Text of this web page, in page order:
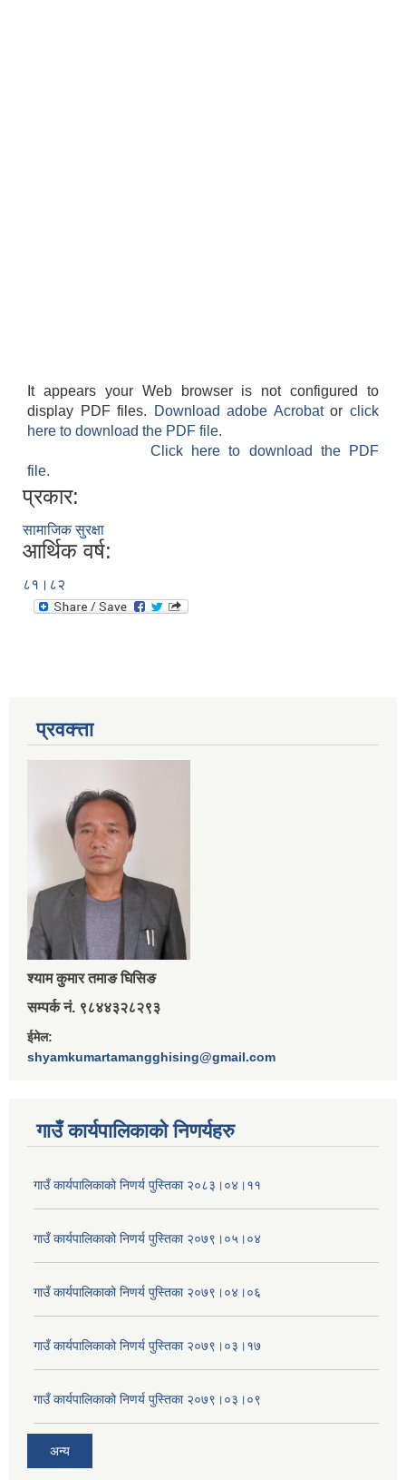
It appears your Web browser is not configured to
display PDF files.
Download adobe Acrobatorclick
here to download the PDF file.
Click here to download the PDF
file.
प्रकार:
सामाजिक सुरक्षा
आर्थिक वर्ष:
८१।८२
प्रवक्त्ता
श्‍याम कुमार तमाङ घिसिङ
सम्पर्क नं. ९८४४३२८२९३
ईमेल:
shyamkumartamangghising@gmail.com
गाउँ कार्यपालिकाकाे निणर्यहरु
गाउँ कार्यपालिकाको निणर्य पुस्तिका २०८३।०४।११
गाउँ कार्यपालिकाको निणर्य पुस्तिका २०७९।०५।०४
गाउँ कार्यपालिकाको निणर्य पुस्तिका २०७९।०४।०६
गाउँ कार्यपालिकाको निणर्य पुस्तिका २०७९।०३।१७
गाउँ कार्यपालिकाको निणर्य पुस्तिका २०७९।०३।०९
अन्य